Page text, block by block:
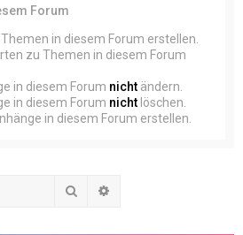
Forum
in diesem Forum erstellen.
zu Themen in diesem Forum
in diesem Forum nicht ändern.
in diesem Forum nicht löschen.
in diesem Forum erstellen.
Suche